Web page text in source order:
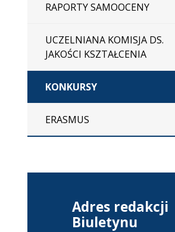
RAPORTY SAMOOCENY
UCZELNIANA KOMISJA DS.
JAKOŚCI KSZTAŁCENIA
KONKURSY
ERASMUS
Adres redakcji
Biuletynu